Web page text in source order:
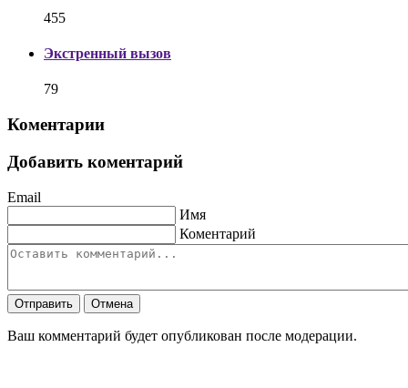
455
Экстренный вызов
79
Коментарии
Добавить коментарий
Email
Имя
Коментарий
Отправить Отмена
Ваш комментарий будет опубликован после модерации.